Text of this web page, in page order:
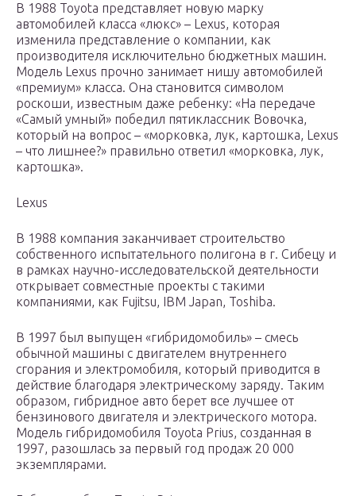
В 1988 Toyota представляет новую марку
автомобилей класса «люкс» – Lexus, которая
изменила представление о компании, как
производителя исключительно бюджетных машин.
Модель Lexus прочно занимает нишу автомобилей
«премиум» класса. Она становится символом
роскоши, известным даже ребенку: «На передаче
«Самый умный» победил пятиклассник Вовочка,
который на вопрос – «морковка, лук, картошка, Lexus
– что лишнее?» правильно ответил «морковка, лук,
картошка».
Lexus
В 1988 компания заканчивает строительство
собственного испытательного полигона в г. Сибецу и
в рамках научно-исследовательской деятельности
открывает совместные проекты с такими
компаниями, как Fujitsu, IBM Japan, Toshiba.
В 1997 был выпущен «гибридомобиль» – смесь
обычной машины с двигателем внутреннего
сгорания и электромобиля, который приводится в
действие благодаря электрическому заряду. Таким
образом, гибридное авто берет все лучшее от
бензинового двигателя и электрического мотора.
Модель гибридомобиля Toyota Prius, созданная в
1997, разошлась за первый год продаж 20 000
экземплярами.